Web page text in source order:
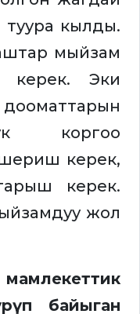
кылды.
мыйзам
керек. Эки
коргоо
керек,
керек.
жол
байыган